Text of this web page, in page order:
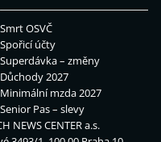
Smrt OSVČ
Spořicí účty
Superdávka – změny
Důchody 2027
Minimální mzda 2027
Senior Pas – slevy
NEWS CENTER a.s.